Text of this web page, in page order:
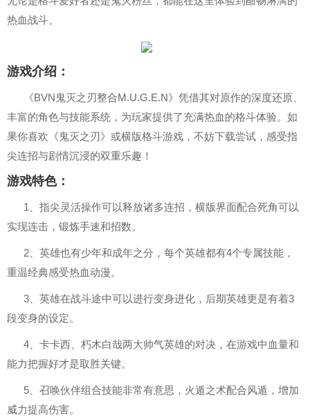
热血战斗。
游戏介绍：
《BVN鬼灭之刃整合M.U.G.E.N》凭借其对原作的深度还原、
丰富的角色与技能系统，为玩家提供了充满热血的格斗体验。如
果你喜欢《鬼灭之刃》或横版格斗游戏，不妨下载尝试，感受指
尖连招与剧情沉浸的双重乐趣！
游戏特色：
1、指尖灵活操作可以释放诸多连招，横版界面配合死角可以
实现连击，锻炼手速和招数。
2、英雄也有少年和成年之分，每个英雄都有4个专属技能，
重温经典感受热血动漫。
3、英雄在战斗途中可以进行变身进化，后期英雄更是有着3
段变身的设定。
4、卡卡西、朽木白哉两大帅气英雄的对决，在游戏中血量和
能力把握好才是取胜关键。
5、召唤伙伴组合技能非常有意思，火遁之术配合风遁，增加
威力提高伤害。